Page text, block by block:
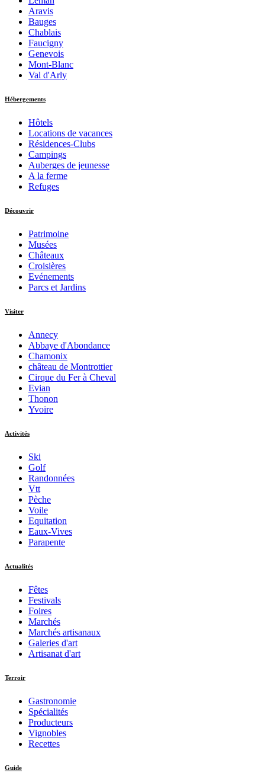
Aravis
Bauges
Chablais
Faucigny
Genevois
Mont-Blanc
Val d'Arly
Hébergements
Hôtels
Locations de vacances
Résidences-Clubs
Campings
Auberges de jeunesse
A la ferme
Refuges
Découvrir
Patrimoine
Musées
Châteaux
Croisières
Evénements
Parcs et Jardins
Visiter
Annecy
Abbaye d'Abondance
Chamonix
château de Montrottier
Cirque du Fer à Cheval
Evian
Thonon
Yvoire
Activités
Ski
Golf
Randonnées
Vtt
Pèche
Voile
Equitation
Eaux-Vives
Parapente
Actualités
Fêtes
Festivals
Foires
Marchés
Marchés artisanaux
Galeries d'art
Artisanat d'art
Terroir
Gastronomie
Spécialités
Producteurs
Vignobles
Recettes
Guide